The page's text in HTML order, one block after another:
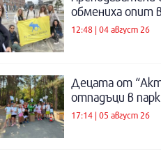
обмениха опит
12:48 | 04 август 26
Децата от
отпадъци в
17:14 | 05 август 26